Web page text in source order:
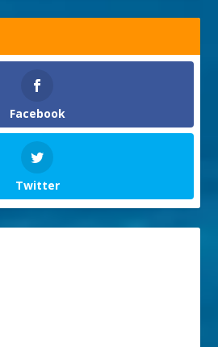
Facebook
Twitter